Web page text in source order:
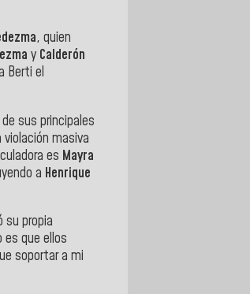
, quien
y Calderón
Berti el
sus principales
masiva
es Mayra
a Henrique
su propia
que ellos
soportar a mi